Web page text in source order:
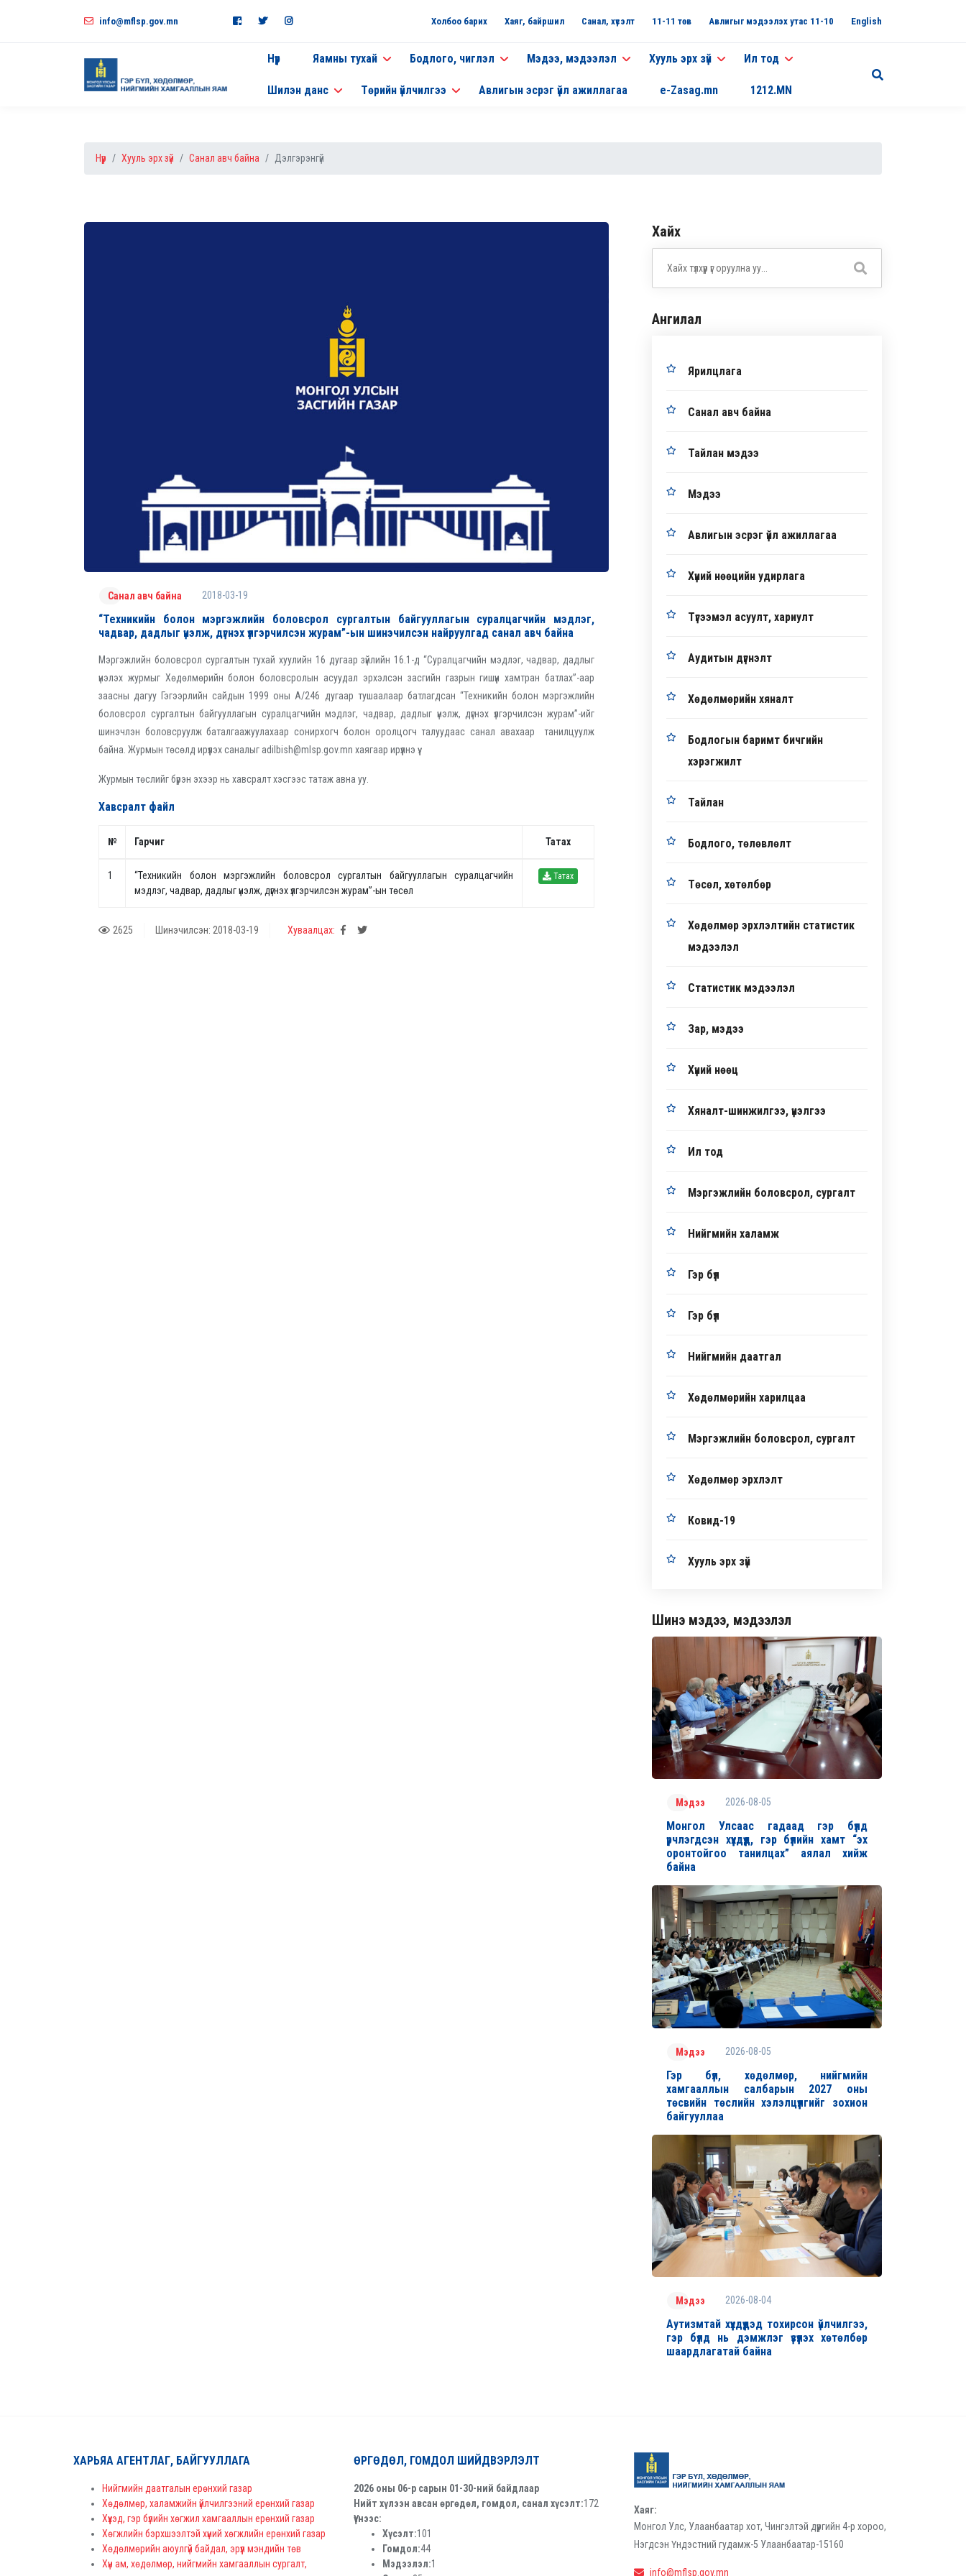
info@mflsp.gov.mn Холбоо барих Хаяг, байршил Санал, хүсэлт 11-11 төв Авлигыг мэдээлэх утас 11-10 English
Нүүр Яамны тухай Бодлого, чиглэл Мэдээ, мэдээлэл Хууль эрх зүй Ил тод
Шилэн данс Төрийн үйлчилгээ Авлигын эсрэг үйл ажиллагаа e-Zasag.mn 1212.MN
Нүүр Хууль эрх зүй Санал авч байна Дэлгэрэнгүй
Санал авч байна 2018-03-19
“Техникийн болон мэргэжлийн боловсрол сургалтын байгууллагын суралцагчийн мэдлэг,
чадвар, дадлыг үнэлж, дүгнэх үлгэрчилсэн журам”-ын шинэчилсэн найруулгад санал авч байна
Мэргэжлийн боловсрол сургалтын тухай хуулийн 16 дугаар зүйлийн 16.1-д “Суралцагчийн мэдлэг, чадвар, дадлыг
үнэлэх журмыг Хөдөлмөрийн болон боловсролын асуудал эрхэлсэн засгийн газрын гишүүн хамтран батлах”-аар
заасны дагуу Гэгээрлийн сайдын 1999 оны А/246 дугаар тушаалаар батлагдсан “Техникийн болон мэргэжлийн
боловсрол сургалтын байгууллагын суралцагчийн мэдлэг, чадвар, дадлыг үнэлж, дүгнэх үлгэрчилсэн журам”-ийг
шинэчлэн боловсруулж баталгаажуулахаар сонирхогч болон оролцогч талуудаас санал авахаар танилцуулж
байна. Журмын төсөлд ирүүлэх саналыг adilbish@mlsp.gov.mn хаягаар ирүүлнэ үү.
Журмын төслийг бүрэн эхээр нь хавсралт хэсгээс татаж авна уу.
Хавсралт файл
№ Гарчиг Татах
1
“Техникийн болон мэргэжлийн боловсрол сургалтын байгууллагын суралцагчийн
мэдлэг, чадвар, дадлыг үнэлж, дүгнэх үлгэрчилсэн журам”-ын төсөл
Татах
2625 Шинэчилсэн: 2018-03-19 Хуваалцах:
Хайх
Ангилал
Ярилцлага
Санал авч байна
Тайлан мэдээ
Мэдээ
Авлигын эсрэг үйл ажиллагаа
Хүний нөөцийн удирлага
Түгээмэл асуулт, хариулт
Аудитын дүгнэлт
Хөдөлмөрийн хяналт
Бодлогын баримт бичгийн
хэрэгжилт
Тайлан
Бодлого, төлөвлөлт
Төсөл, хөтөлбөр
Хөдөлмөр эрхлэлтийн статистик
мэдээлэл
Статистик мэдээлэл
Зар, мэдээ
Хүний нөөц
Хяналт-шинжилгээ, үнэлгээ
Ил тод
Мэргэжлийн боловсрол, сургалт
Нийгмийн халамж
Гэр бүл
Гэр бүл
Нийгмийн даатгал
Хөдөлмөрийн харилцаа
Мэргэжлийн боловсрол, сургалт
Хөдөлмөр эрхлэлт
Ковид-19
Хууль эрх зүй
Шинэ мэдээ, мэдээлэл
Мэдээ 2026-08-05
Монгол Улсаас гадаад гэр бүлд
үрчлэгдсэн хүүхдүүд, гэр бүлийн хамт “эх
оронтойгоо танилцах” аялал хийж
байна
Мэдээ 2026-08-05
Гэр бүл, хөдөлмөр, нийгмийн
хамгааллын салбарын 2027 оны
төсвийн төслийн хэлэлцүүлгийг зохион
байгууллаа
Мэдээ 2026-08-04
Аутизмтай хүүхдүүдэд тохирсон үйлчилгээ,
гэр бүлд нь дэмжлэг үзүүлэх хөтөлбөр
шаардлагатай байна
ХАРЬЯА АГЕНТЛАГ, БАЙГУУЛЛАГА
Нийгмийн даатгалын ерөнхий газар
Хөдөлмөр, халамжийн үйлчилгээний ерөнхий газар
Хүүхэд, гэр бүлийн хөгжил хамгааллын ерөнхий газар
Хөгжлийн бэрхшээлтэй хүний хөгжлийн ерөнхий газар
Хөдөлмөрийн аюулгүй байдал, эрүүл мэндийн төв
Хүн ам, хөдөлмөр, нийгмийн хамгааллын сургалт,
ӨРГӨДӨЛ, ГОМДОЛ ШИЙДВЭРЛЭЛТ
2026 оны 06-р сарын 01-30-ний байдлаар
Нийт хүлээн авсан өргөдөл, гомдол, санал хүсэлт:172
Үүнээс:
Хүсэлт:101
Гомдол:44
Мэдээлэл:1
Хаяг:
Монгол Улс, Улаанбаатар хот, Чингэлтэй дүүргийн 4-р хороо,
Нэгдсэн Үндэстний гудамж-5 Улаанбаатар-15160
info@mflsp.gov.mn